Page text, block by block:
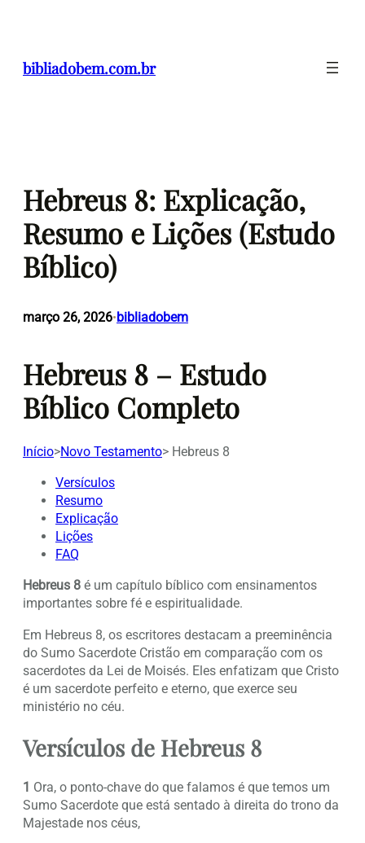
conteúdo
bibliadobem.com.br
Hebreus 8: Explicação,
Resumo e Lições (Estudo
Bíblico)
março 26, 2026•bibliadobem
Hebreus 8 – Estudo
Bíblico Completo
Início>Novo Testamento> Hebreus 8
Versículos
Resumo
Explicação
Lições
FAQ
Hebreus 8 é um capítulo bíblico com ensinamentos
importantes sobre fé e espiritualidade.
Em Hebreus 8, os escritores destacam a preeminência
do Sumo Sacerdote Cristão em comparação com os
sacerdotes da Lei de Moisés. Eles enfatizam que Cristo
é um sacerdote perfeito e eterno, que exerce seu
ministério no céu.
Versículos de Hebreus 8
1 Ora, o ponto-chave do que falamos é que temos um
Sumo Sacerdote que está sentado à direita do trono da
Majestade nos céus,